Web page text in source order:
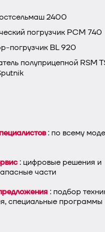
2400
погрузчик РСМ 740
погрузчик BL 920
полуприцепной RSM
: по всему
: цифровые решения и
части
: подбор
специальные программы